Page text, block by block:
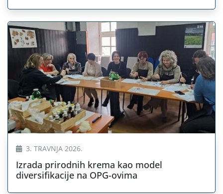
3. TRAVNJA 2026.
Izrada prirodnih krema kao model
diversifikacije na OPG-ovima